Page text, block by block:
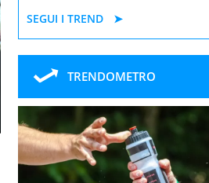
SEGUI I TREND
TRENDOMETRO